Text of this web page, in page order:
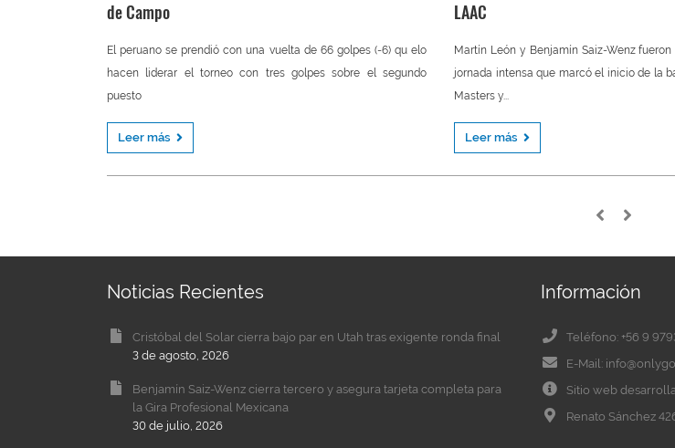
de Campo
El peruano se prendió con una vuelta de 66 golpes (-6) qu elo
hacen liderar el torneo con tres golpes sobre el segundo
puesto
Leer más
LAAC
Martín León y Benjamín Saiz-Wenz
jornada intensa que marcó el inicio de la
Masters y...
Leer más
Noticias Recientes
Cristóbal del Solar cierra bajo par en Utah tras exigente ronda final
3 de agosto, 2026
Benjamín Saiz-Wenz cierra tercero y asegura tarjeta completa para
la Gira Profesional Mexicana
30 de julio, 2026
Información
Teléfono: +56 9
E-Mail:
Sitio web
Renato Sánchez